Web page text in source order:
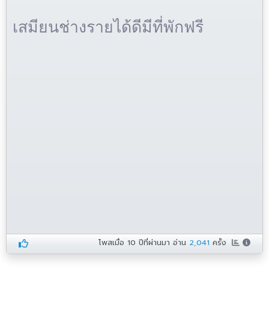
เสมียนช่างรายได้ดีมีที่พักฟรี
โพสเมื่อ10 ปีที่ผ่านมา อ่าน 2,041 ครั้ง